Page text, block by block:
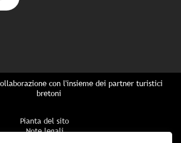
con l'insieme dei partner turistici
bretoni
Pianta del sito
Note legali